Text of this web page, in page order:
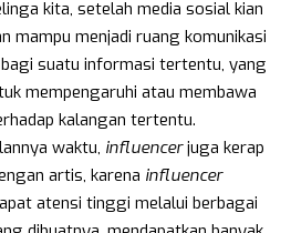
kita, setelah media sosial kian
mampu menjadi ruang komunikasi
suatu informasi tertentu, yang
mempengaruhi atau membawa
kalangan tertentu.
waktu, influencerjuga kerap
artis, karena influencer
atensi tinggi melalui berbagai